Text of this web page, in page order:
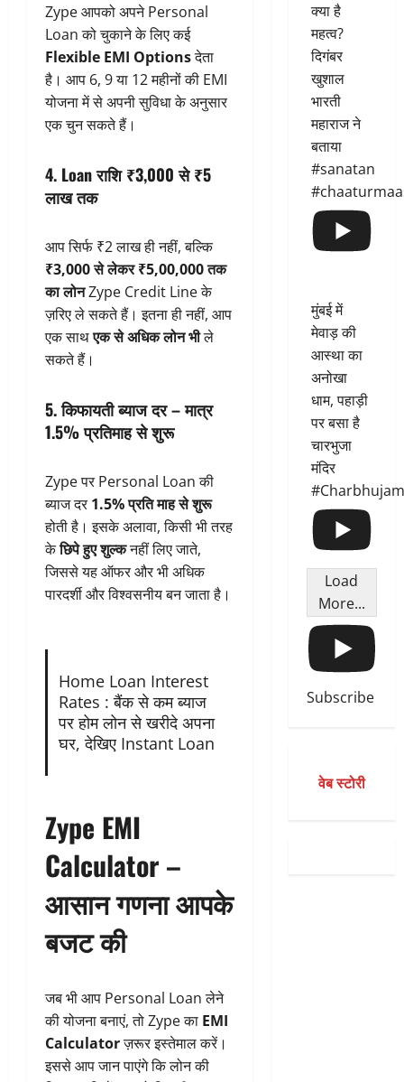
Zype आपको अपने Personal
Loan को चुकाने के लिए कई
Flexible EMI Optionsदेता
है। आप 6, 9 या 12 महीनों की EMI
योजना में से अपनी सुविधा के अनुसार
एक चुन सकते हैं।
4. Loan राशि ₹3,000 से ₹5
लाख तक
आप सिर्फ ₹2 लाख ही नहीं, बल्कि
₹3,000 से लेकर ₹5,00,000 तक
का लोनZype Credit Line के
ज़रिए ले सकते हैं। इतना ही नहीं, आप
एक साथएक से अधिक लोन भीले
सकते हैं।
5. किफायती ब्याज दर – मात्र
1.5% प्रतिमाह से शुरू
Zype पर Personal Loan की
ब्याज दर 1.5% प्रति माह से शुरू
होती है। इसके अलावा, किसी भी तरह
केछिपे हुए शुल्कनहीं लिए जाते,
जिससे यह ऑफर और भी अधिक
पारदर्शी और विश्वसनीय बन जाता है।
Home Loan Interest
Rates : बैंक से कम ब्याज
पर होम लोन से खरीदे अपना
घर, देखिए Instant Loan
Zype EMI
Calculator –
आसान गणना आपके
बजट की
जब भी आप Personal Loan लेने
की योजना बनाएं, तो Zype का EMI
Calculatorज़रूर इस्तेमाल करें।
इससे आप जान पाएंगे कि लोन की
क्या है
महत्व?
दिगंबर
खुशाल
भारती
महाराज ने
बताया
#sanatan
मुंबई में
मेवाड़ की
आस्था का
अनोखा
धाम, पहाड़ी
पर बसा है
चारभुजा
मंदिर
Load
More...
Subscribe
वेब स्टोरी